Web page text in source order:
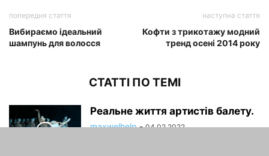
попередня стаття
Вибираємо ідеальний
шампунь для волосся
наступна стаття
Кофти з трикотажу модний
тренд осені 2014 року
СТАТТІ ПО ТЕМІ
Реальне життя артистів балету.
maxwelhelp - 04.02.2022